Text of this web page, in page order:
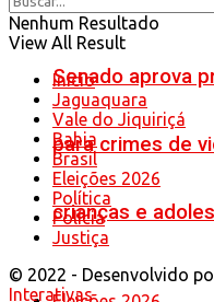
Senado aprova
para crimes de
crianças e
Nenhum Resultado
View All Result
Início
Jaguaquara
Vale do Jiquiriçá
Bahia
Brasil
Eleições 2026
Política
Polícia
Justiça
© 2022 - Desenvolvido
Interativas